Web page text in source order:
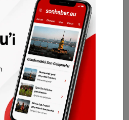
hesabımızdan da takip
bültenimize abone olun,
ülkeleri gündeminden
gün telefonunuza